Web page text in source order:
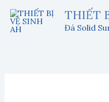
nội
THIẾT
Đá Solid